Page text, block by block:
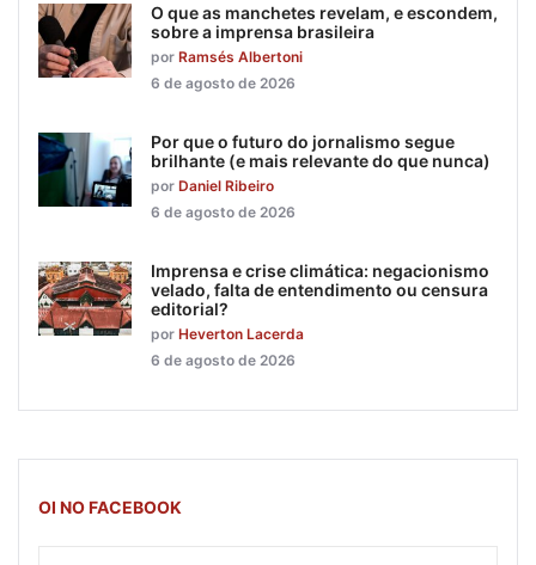
O que as manchetes revelam, e escondem,
sobre a imprensa brasileira
por Ramsés Albertoni
6 de agosto de 2026
Por que o futuro do jornalismo segue
brilhante (e mais relevante do que nunca)
por Daniel Ribeiro
6 de agosto de 2026
Imprensa e crise climática: negacionismo
velado, falta de entendimento ou censura
editorial?
por Heverton Lacerda
6 de agosto de 2026
OI NO FACEBOOK